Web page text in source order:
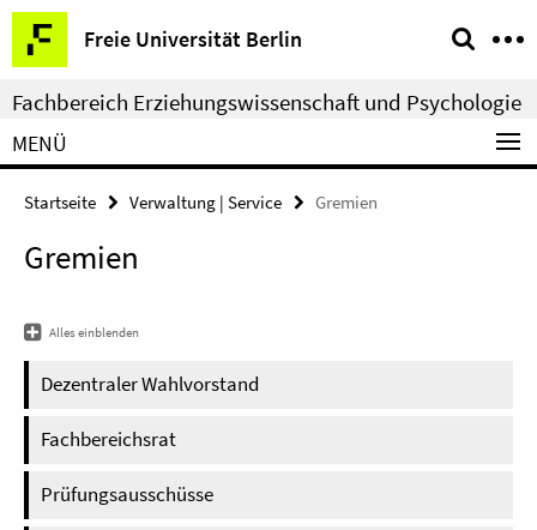
Springe
direkt
zu
Inhalt
Freie Universität Berlin
Service-
Navigation
Fachbereich Erziehungswissenschaft und Psychologie
MENÜ
Startseite Verwaltung | Service Gremien
Gremien
Alles einblenden
Dezentraler Wahlvorstand
Fachbereichsrat
Prüfungsausschüsse